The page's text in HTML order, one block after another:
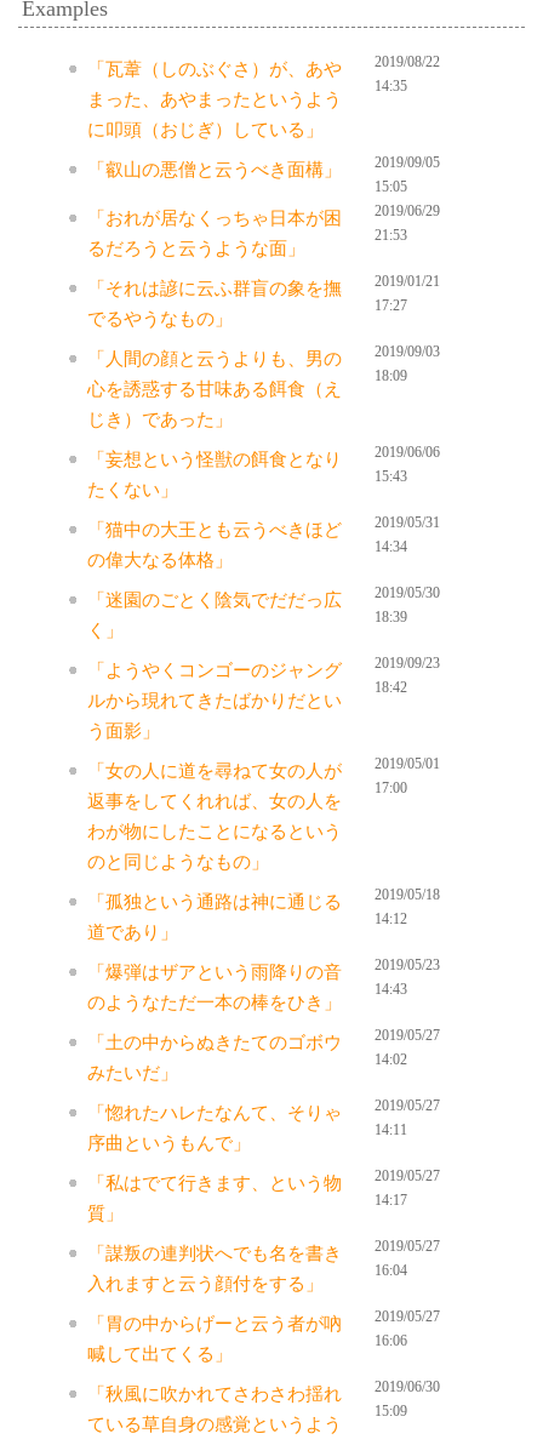
Examples
「瓦葦（しのぶぐさ）が、あや
まった、あやまったというよう
に叩頭（おじぎ）している」
2019/08/22
14:35
「叡山の悪僧と云うべき面構」
2019/09/05
15:05
「おれが居なくっちゃ日本が困
るだろうと云うような面」
2019/06/29
21:53
「それは諺に云ふ群盲の象を撫
でるやうなもの」
2019/01/21
17:27
「人間の顔と云うよりも、男の
心を誘惑する甘味ある餌食（え
じき）であった」
2019/09/03
18:09
「妄想という怪獣の餌食となり
たくない」
2019/06/06
15:43
「猫中の大王とも云うべきほど
の偉大なる体格」
2019/05/31
14:34
「迷園のごとく陰気でだだっ広
く」
2019/05/30
18:39
「ようやくコンゴーのジャング
ルから現れてきたばかりだとい
う面影」
2019/09/23
18:42
「女の人に道を尋ねて女の人が
返事をしてくれれば、女の人を
わが物にしたことになるという
のと同じようなもの」
2019/05/01
17:00
「孤独という通路は神に通じる
道であり」
2019/05/18
14:12
「爆弾はザアという雨降りの音
のようなただ一本の棒をひき」
2019/05/23
14:43
「土の中からぬきたてのゴボウ
みたいだ」
2019/05/27
14:02
「惚れたハレたなんて、そりゃ
序曲というもんで」
2019/05/27
14:11
「私はでて行きます、という物
質」
2019/05/27
14:17
「謀叛の連判状へでも名を書き
入れますと云う顔付をする」
2019/05/27
16:04
「胃の中からげーと云う者が吶
喊して出てくる」
2019/05/27
16:06
「秋風に吹かれてさわさわ揺れ
ている草自身の感覚というよう
2019/06/30
15:09